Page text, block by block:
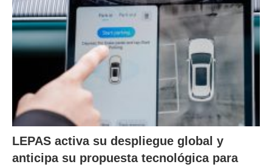
LEPAS activa su despliegue global y
anticipa su propuesta tecnológica para